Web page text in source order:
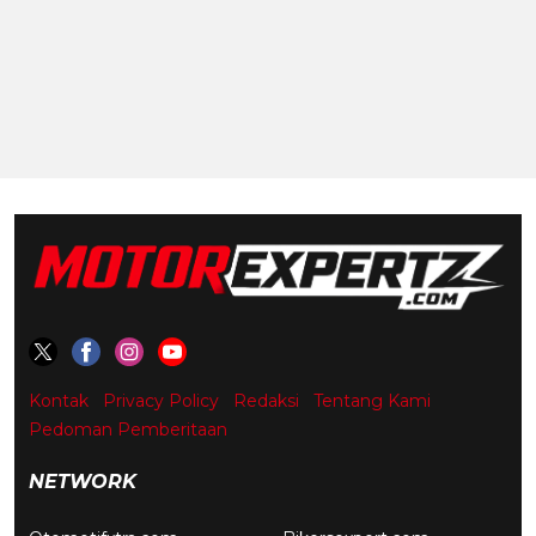
Kontak Privacy Policy Redaksi
Tentang Kami
Pedoman Pemberitaan
NETWORK